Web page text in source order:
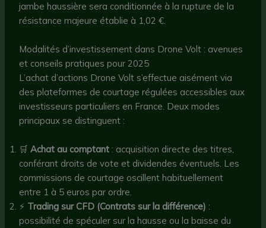
jambe haussière sera conditionnée à la rupture de la
résistance majeure établie à 1,02 €.
Modalités d’investissement dans Drone Volt : avenues
et conseils pratiques pour 2025
L’achat d’actions Drone Volt s’effectue aisément via
des plateformes de courtage régulées accessibles aux
investisseurs particuliers en France. Deux modes
principaux se distinguent :
🛒Achat au comptant : acquisition directe des titres,
conférant droits de vote et dividendes éventuels. Les
commissions de courtage oscillent habituellement
entre 1 à 5 euros par ordre.
⚡ Trading sur CFD (Contrats sur la différence) :
possibilité de spéculer sur la hausse ou la baisse du